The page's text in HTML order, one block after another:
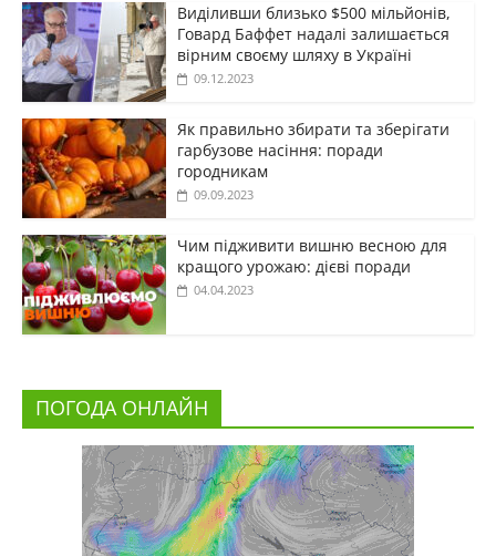
Виділивши близько $500 мільйонів,
Говард Баффет надалі залишається
вірним своєму шляху в Україні
09.12.2023
Як правильно збирати та зберігати
гарбузове насіння: поради
городникам
09.09.2023
Чим підживити вишню весною для
кращого урожаю: дієві поради
04.04.2023
ПОГОДА ОНЛАЙН